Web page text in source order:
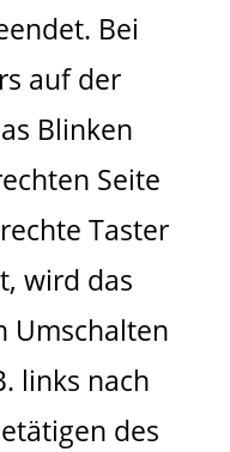
Bei
auf der
Blinken
Seite
Taster
wird das
Umschalten
links nach
des